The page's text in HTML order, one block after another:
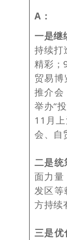
A：
一是继
持续打
精彩；
贸易
推介会
举办“
11月
会、自
二是统
面力量
发区等
方持续
三是优